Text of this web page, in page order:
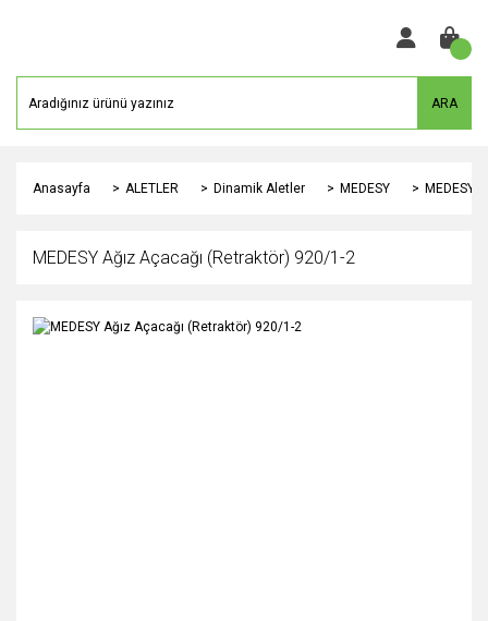
ARA
Anasayfa ALETLER Dinamik Aletler MEDESY MEDESY
MEDESY Ağız Açacağı (Retraktör) 920/1-2